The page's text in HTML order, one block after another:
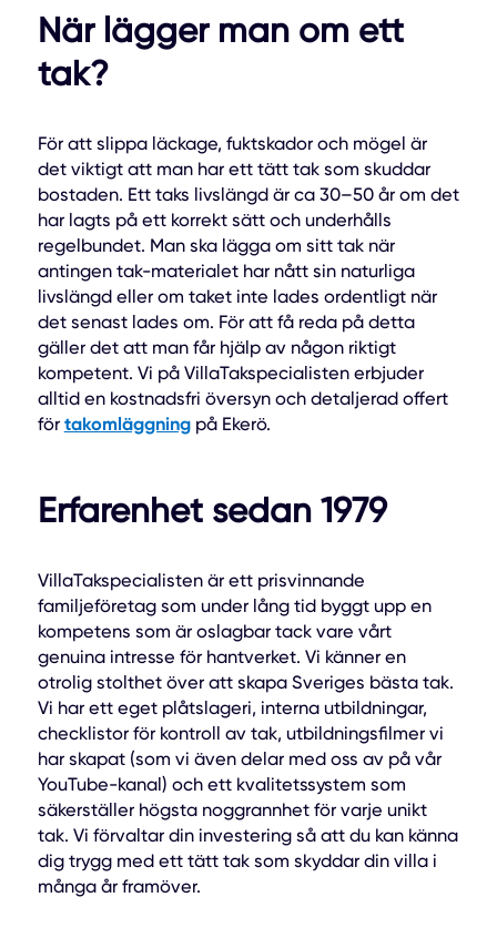
När lägger man om ett
tak?
För att slippa läckage, fuktskador och mögel är
det viktigt att man har ett tätt tak som skuddar
bostaden. Ett taks livslängd är ca 30–50 år om det
har lagts på ett korrekt sätt och underhålls
regelbundet. Man ska lägga om sitt tak när
antingen tak-materialet har nått sin naturliga
livslängd eller om taket inte lades ordentligt när
det senast lades om. För att få reda på detta
gäller det att man får hjälp av någon riktigt
kompetent. Vi på VillaTakspecialisten erbjuder
alltid en kostnadsfri översyn och detaljerad offert
för takomläggningpå Ekerö.
Erfarenhet sedan 1979
VillaTakspecialisten är ett prisvinnande
familjeföretag som under lång tid byggt upp en
kompetens som är oslagbar tack vare vårt
genuina intresse för hantverket. Vi känner en
otrolig stolthet över att skapa Sveriges bästa tak.
Vi har ett eget plåtslageri, interna utbildningar,
checklistor för kontroll av tak, utbildningsfilmer vi
har skapat (som vi även delar med oss av på vår
YouTube-kanal) och ett kvalitetssystem som
säkerställer högsta noggrannhet för varje unikt
tak. Vi förvaltar din investering så att du kan känna
dig trygg med ett tätt tak som skyddar din villa i
många år framöver.